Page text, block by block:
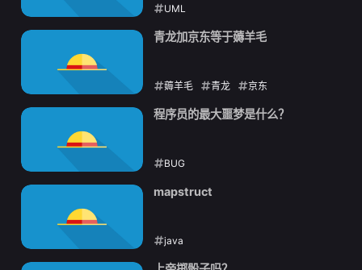
UML
2021-11-13
青龙加京东等于薅羊毛
薅羊毛 青龙 京东
2021-11-05
程序员的最大噩梦是什么？
BUG
2021-10-26
mapstruct
java
2021-10-22